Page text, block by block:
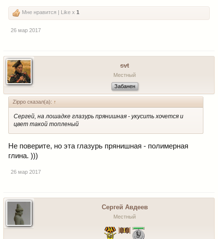
Мне нравится | Like x 1
26 мар 2017
svt
Местный
Забанен
Zippo сказал(а): ↑
Сергей, на лошадке глазурь прянишная - укусить хочется и
цвет такой топленый
Не поверите, но эта глазурь прянишная - полимерная
глина. )))
26 мар 2017
Сергей Авдеев
Местный